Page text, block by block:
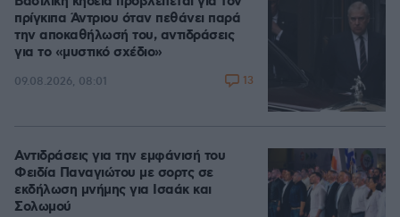
πρίγκιπα Άντριου όταν πεθάνει παρά
την αποκαθήλωσή του, αντιδράσεις
για το «μυστικό σχέδιο»
09.08.2026, 08:01 13
Αντιδράσεις για την εμφάνισή του
Φειδία Παναγιώτου με σορτς σε
εκδήλωση μνήμης για Ισαάκ και
Σολωμού